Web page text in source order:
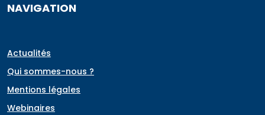
NAVIGATION
Actualités
Qui sommes-nous ?
Mentions légales
Webinaires